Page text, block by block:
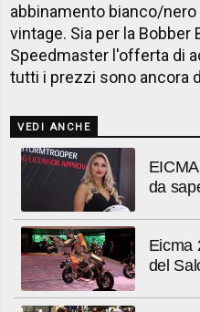
abbinamento bianco/
vintage. Sia per la Bobber
Speedmaster l'offerta di
tutti i prezzi sono ancora
VEDI ANCHE
da
Eicma
del